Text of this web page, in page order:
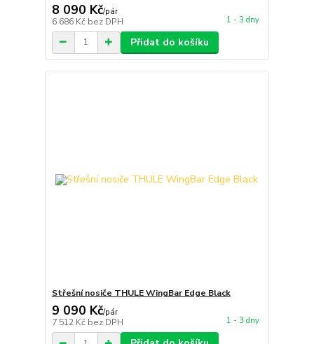
8 090 Kč/pár
6 686 Kč bez DPH 1 - 3 dny
Přidat do košíku
Střešní nosiče THULE WingBar Edge Black
9 090 Kč/pár
7 512 Kč bez DPH 1 - 3 dny